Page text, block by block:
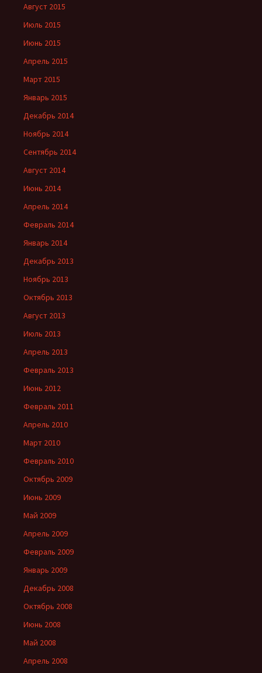
Август 2015
Июль 2015
Июнь 2015
Апрель 2015
Март 2015
Январь 2015
Декабрь 2014
Ноябрь 2014
Сентябрь 2014
Август 2014
Июнь 2014
Апрель 2014
Февраль 2014
Январь 2014
Декабрь 2013
Ноябрь 2013
Октябрь 2013
Август 2013
Июль 2013
Апрель 2013
Февраль 2013
Июнь 2012
Февраль 2011
Апрель 2010
Март 2010
Февраль 2010
Октябрь 2009
Июнь 2009
Май 2009
Апрель 2009
Февраль 2009
Январь 2009
Декабрь 2008
Октябрь 2008
Июнь 2008
Май 2008
Апрель 2008